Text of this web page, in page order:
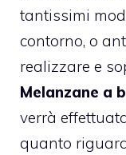
tantissimi
contorno, o
realizzare e
Melanzane a
verrà
quanto